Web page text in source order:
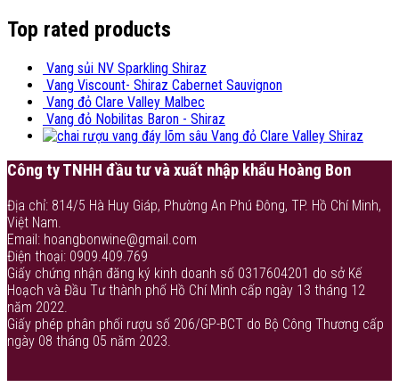
Top rated products
Vang sủi NV Sparkling Shiraz
Vang Viscount- Shiraz Cabernet Sauvignon
Vang đỏ Clare Valley Malbec
Vang đỏ Nobilitas Baron - Shiraz
Vang đỏ Clare Valley Shiraz
Công ty TNHH đầu tư và xuất nhập khẩu Hoàng Bon
Địa chỉ: 814/5 Hà Huy Giáp, Phường An Phú Đông, TP. Hồ Chí Minh,
Việt Nam.
Email: hoangbonwine@gmail.com
Điện thoại: 0909.409.769
Giấy chứng nhận đăng ký kinh doanh số 0317604201 do sở Kế
Hoạch và Đầu Tư thành phố Hồ Chí Minh cấp ngày 13 tháng 12
năm 2022.
Giấy phép phân phối rượu số 206/GP-BCT do Bộ Công Thương cấp
ngày 08 tháng 05 năm 2023.